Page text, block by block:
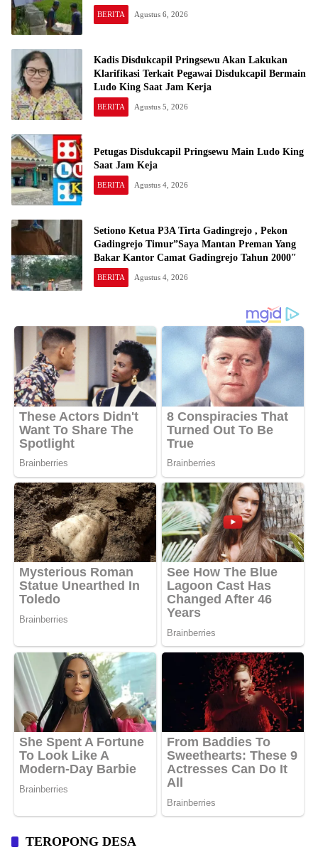
BERITA Agustus 6, 2026
Kadis Disdukcapil Pringsewu Akan Lakukan
Klarifikasi Terkait Pegawai Disdukcapil Bermain
Ludo King Saat Jam Kerja
BERITA Agustus 5, 2026
Petugas Disdukcapil Pringsewu Main Ludo King
Saat Jam Keja
BERITA Agustus 4, 2026
Setiono Ketua P3A Tirta Gadingrejo , Pekon
Gadingrejo Timur”Saya Mantan Preman Yang
Bakar Kantor Camat Gadingrejo Tahun 2000″
BERITA Agustus 4, 2026
TEROPONG DESA